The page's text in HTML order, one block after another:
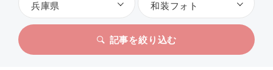
兵庫県 和装フォト
記事を絞り込む